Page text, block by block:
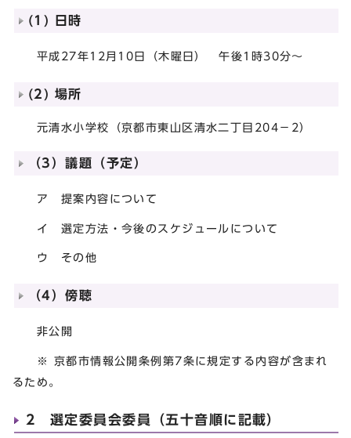
(1) 日時
平成27年12月10日（木曜日） 午後1時30分～
(2) 場所
元清水小学校（京都市東山区清水二丁目204－2）
（3）議題（予定）
ア 提案内容について
イ 選定方法・今後のスケジュールについて
ウ その他
（4）傍聴
非公開
※ 京都市情報公開条例第7条に規定する内容が含まれ
るため。
2 選定委員会委員（五十音順に記載）